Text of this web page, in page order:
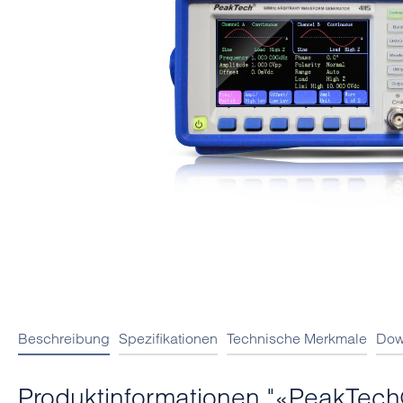
Beschreibung Spezifikationen Technische Merkmale